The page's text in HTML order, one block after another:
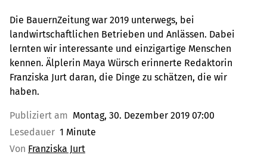
Die BauernZeitung war 2019 unterwegs, bei
landwirtschaftlichen Betrieben und Anlässen. Dabei
lernten wir interessante und einzigartige Menschen
kennen. Älplerin Maya Würsch erinnerte Redaktorin
Franziska Jurt daran, die Dinge zu schätzen, die wir
haben.
Publiziert am Montag, 30. Dezember 2019 07:00
Lesedauer 1 Minute
Von Franziska Jurt